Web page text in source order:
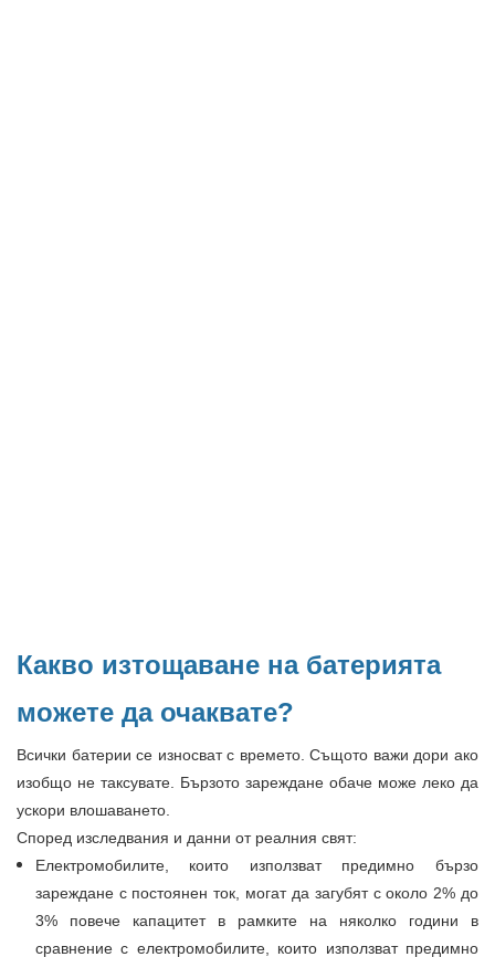
Какво изтощаване на батерията
можете да очаквате?
Всички батерии се износват с времето. Същото важи дори ако
изобщо не таксувате. Бързото зареждане обаче може леко да
ускори влошаването.
Според изследвания и данни от реалния свят:
Електромобилите, които използват предимно бързо
зареждане с постоянен ток, могат да загубят с около 2% до
3% повече капацитет в рамките на няколко години в
сравнение с електромобилите, които използват предимно